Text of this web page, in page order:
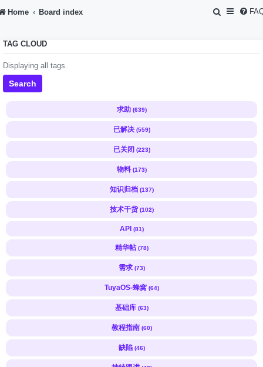
Home Board index
S
TAG CLOUD
Displaying all tags.
Search
求助 (639)
已解决 (559)
已关闭 (223)
物料 (173)
知识归档 (137)
技术干货 (102)
API (81)
精华帖 (78)
需求 (73)
TuyaOS-蜂窝 (64)
基础库 (63)
教程指南 (60)
缺陷 (46)